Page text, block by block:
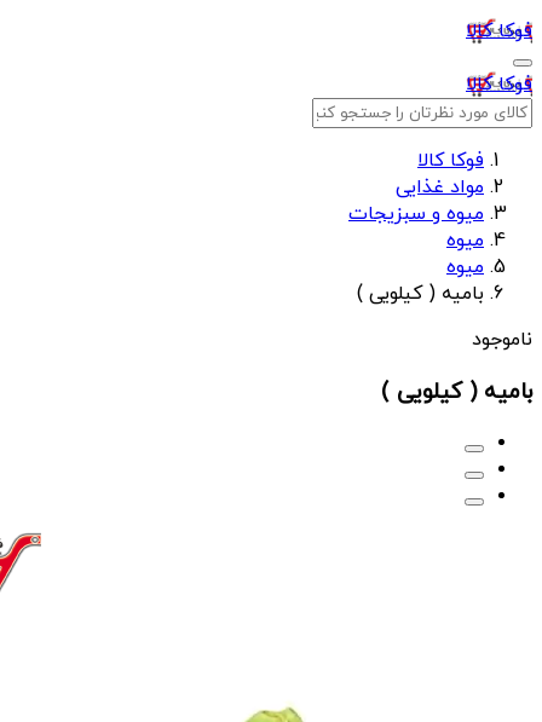
فوکا کالا
فوکا کالا
فوکا کالا
مواد غذایی
میوه و سبزیجات
میوه
میوه
بامیه ( کیلویی )
ناموجود
بامیه ( کیلویی )